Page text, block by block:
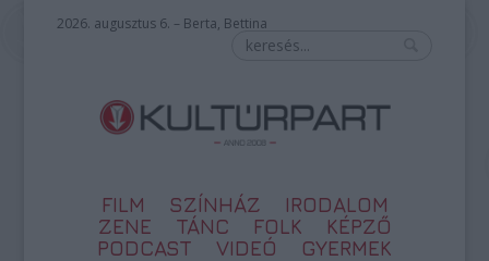
2026. augusztus 6. – Berta, Bettina
FILM SZÍNHÁZ
IRODALOM
ZENE
TÁNC FOLK
KÉPZŐ
PODCAST
VIDEÓ GYERMEK